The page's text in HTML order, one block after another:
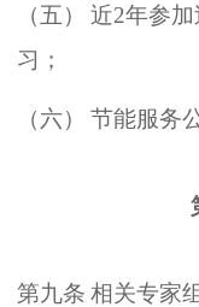
（五） 近2年参
习 ；
（六） 节能服务
第九条 相关专家